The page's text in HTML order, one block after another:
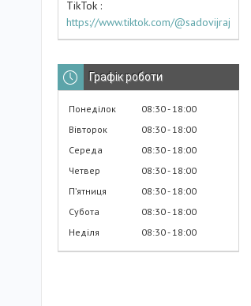
TikTok
https://www.tiktok.com/@sadovijraj
Графік роботи
Понеділок 08:30 18:00
Вівторок
08:30 18:00
Середа
08:30 18:00
Четвер
08:30 18:00
Пʼятниця
08:30 18:00
Субота
08:30 18:00
Неділя
08:30 18:00